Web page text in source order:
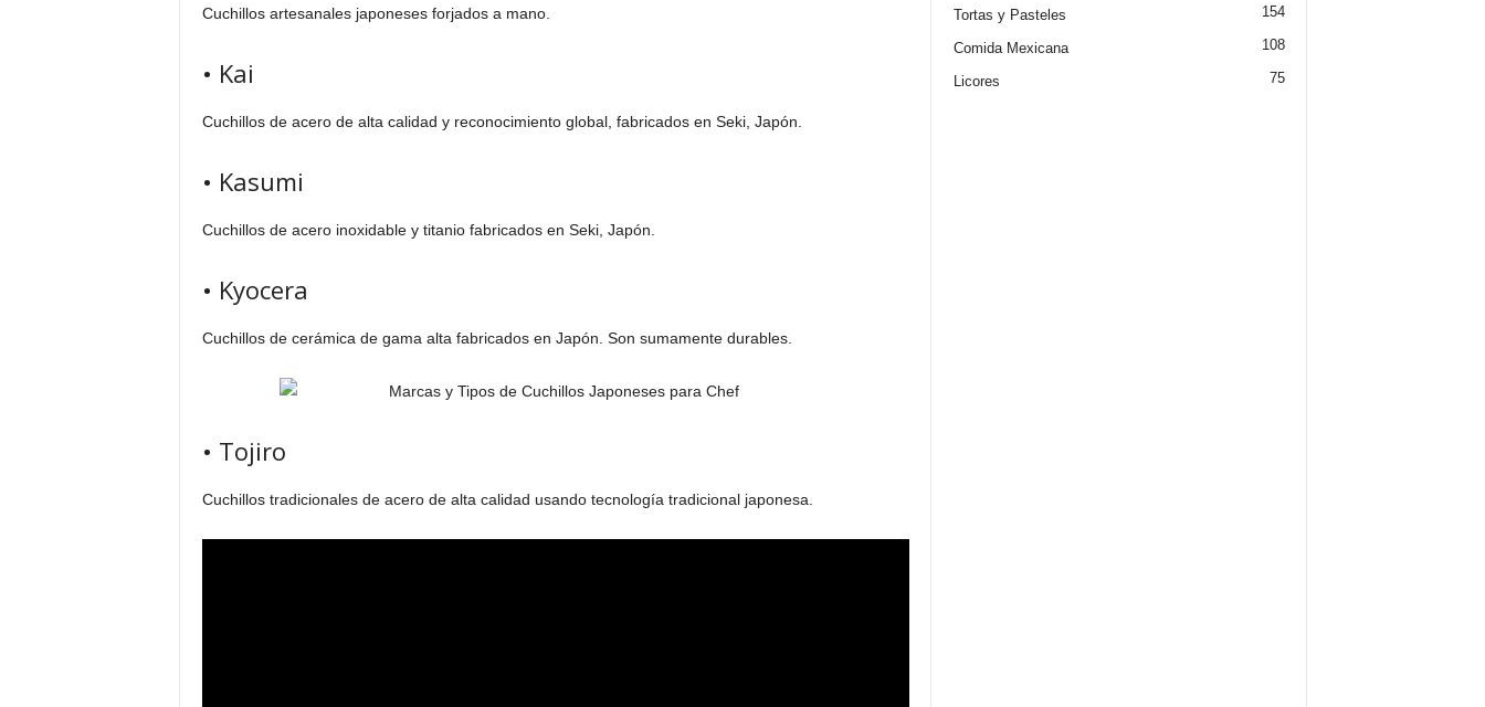
Cuchillos artesanales japoneses forjados a mano.
• Kai
Cuchillos de acero de alta calidad y reconocimiento global, fabricados en Seki, Japón.
• Kasumi
Cuchillos de acero inoxidable y titanio fabricados en Seki, Japón.
• Kyocera
Cuchillos de cerámica de gama alta fabricados en Japón. Son sumamente durables.
• Tojiro
Cuchillos tradicionales de acero de alta calidad usando tecnología tradicional japonesa.
Tortas y Pasteles 154
Comida Mexicana 108
Licores 75